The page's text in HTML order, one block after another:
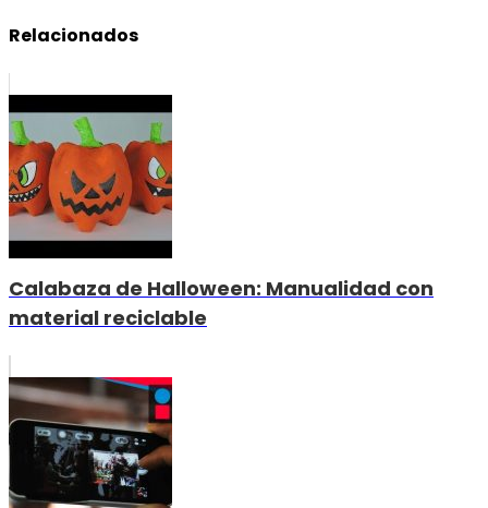
Relacionados
Calabaza de Halloween: Manualidad con
material reciclable